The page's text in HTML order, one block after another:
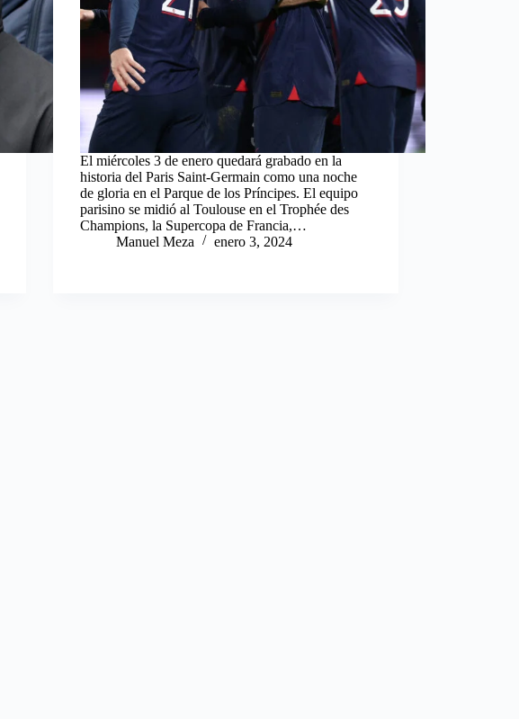
El miércoles 3 de enero quedará grabado en la
historia del Paris Saint-Germain como una noche
de gloria en el Parque de los Príncipes. El equipo
parisino se midió al Toulouse en el Trophée des
Champions, la Supercopa de Francia,…
Manuel Meza
enero 3, 2024